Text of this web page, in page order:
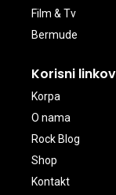
Film & Tv
Bermude
Korisni
Korpa
O nama
Rock Blog
Shop
Kontakt